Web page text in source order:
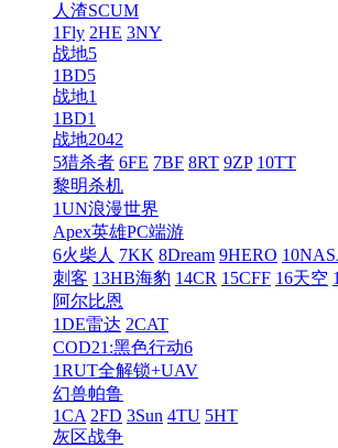
人渣SCUM
1Fly 2HE 3NY
战地5
1BD5
战地1
1BD1
战地2042
5猎杀者 6FE 7BF 8RT 9ZP 10TT
黎明杀机
1UN浪漫世界
Apex英雄PC端游
6火柴人 7KK 8Dream 9HERO
刺客 13HB海豹 14CR 15CFF 16天空
阿尔比恩
1DE雷达 2CAT
COD21:黑色行动6
1RUT全解锁+UAV
幻兽帕鲁
1CA 2FD 3Sun 4TU 5HT
灰区战争